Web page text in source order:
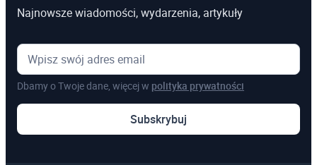
Najnowsze wiadomości, wydarzenia, artykuły
Dbamy o Twoje dane, więcej w polityka prywatności
Subskrybuj